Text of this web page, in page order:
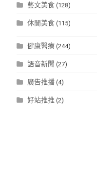
藝文美食 (128)
休閒美食 (115)
健康醫療 (244)
語音新聞 (27)
廣告推播 (4)
好站推推 (2)